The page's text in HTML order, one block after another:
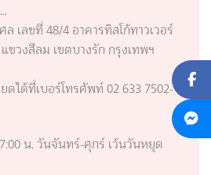
เลขที่ 48/4 อาคารทิสโก้ทาวเวอร์
วงสีลม เขตบางรัก กรุงเทพฯ
ดได้ที่เบอร์โทรศัพท์ 02 633 7502-
น. วันจันทร์-ศุกร์ เว้นวันหยุด